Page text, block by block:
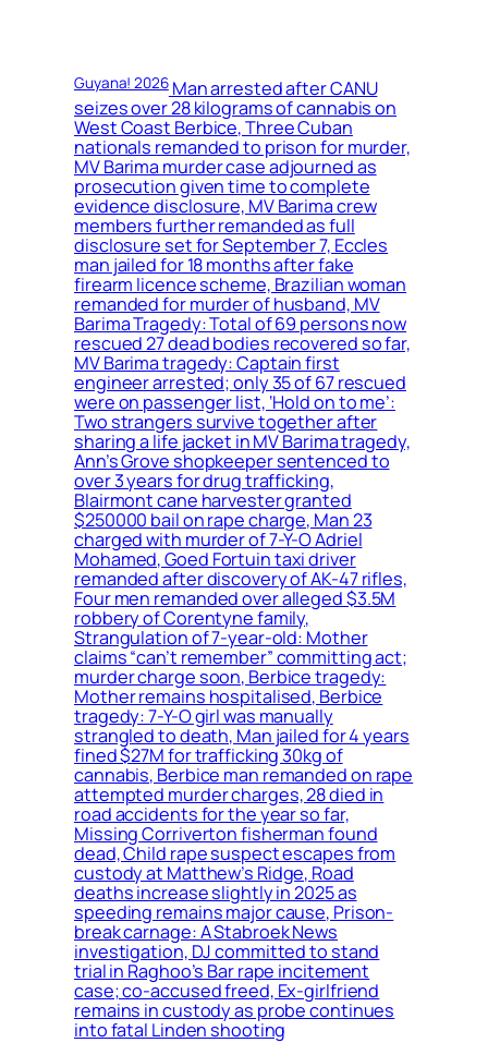
Guyana! 2026Man arrested after CANU
seizes over 28 kilograms of cannabis on
West Coast Berbice, Three Cuban
nationals remanded to prison for murder,
MV Barima murder case adjourned as
prosecution given time to complete
evidence disclosure, MV Barima crew
members further remanded as full
disclosure set for September 7, Eccles
man jailed for 18 months after fake
firearm licence scheme, Brazilian woman
remanded for murder of husband, MV
Barima Tragedy: Total of 69 persons now
rescued 27 dead bodies recovered so far,
MV Barima tragedy: Captain first
engineer arrested; only 35 of 67 rescued
were on passenger list, ‘Hold on to me’:
Two strangers survive together after
sharing a life jacket in MV Barima tragedy,
Ann’s Grove shopkeeper sentenced to
over 3 years for drug trafficking,
Blairmont cane harvester granted
$250000 bail on rape charge, Man 23
charged with murder of 7-Y-O Adriel
Mohamed, Goed Fortuin taxi driver
remanded after discovery of AK-47 rifles,
Four men remanded over alleged $3.5M
robbery of Corentyne family,
Strangulation of 7-year-old: Mother
claims “can’t remember” committing act;
murder charge soon, Berbice tragedy:
Mother remains hospitalised, Berbice
tragedy: 7-Y-O girl was manually
strangled to death, Man jailed for 4 years
fined $27M for trafficking 30kg of
cannabis, Berbice man remanded on rape
attempted murder charges, 28 died in
road accidents for the year so far,
Missing Corriverton fisherman found
dead, Child rape suspect escapes from
custody at Matthew’s Ridge, Road
deaths increase slightly in 2025 as
speeding remains major cause, Prison-
break carnage: A Stabroek News
investigation, DJ committed to stand
trial in Raghoo’s Bar rape incitement
case; co-accused freed, Ex-girlfriend
remains in custody as probe continues
into fatal Linden shooting